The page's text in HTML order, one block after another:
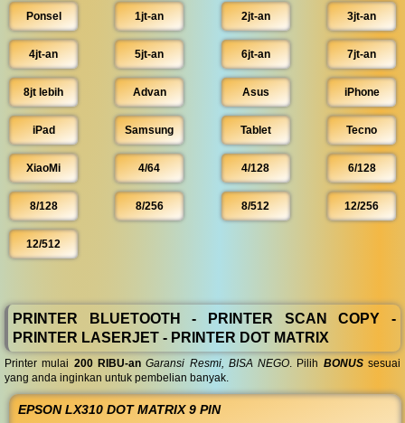
Ponsel 1jt-an 2jt-an 3jt-an
4jt-an 5jt-an 6jt-an 7jt-an
8jt lebih Advan Asus iPhone
iPad Samsung Tablet Tecno
XiaoMi 4/64 4/128 6/128
8/128 8/256 8/512 12/256
12/512
PRINTER BLUETOOTH - PRINTER SCAN COPY -
PRINTER LASERJET - PRINTER DOT MATRIX
Printer mulai 200 RIBU-an Garansi Resmi, BISA NEGO. Pilih BONUSsesuai
yang anda inginkan untuk pembelian banyak.
EPSON LX310 DOT MATRIX 9 PIN